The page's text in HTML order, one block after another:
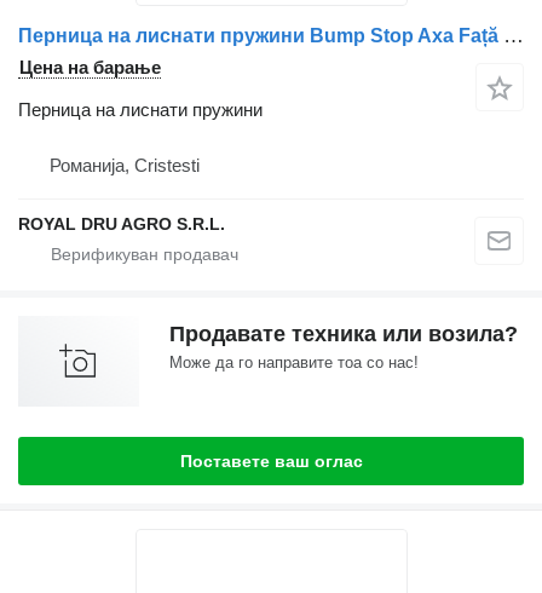
Перница на лиснати пружини Bump Stop Axa Față 17533 E3540 за камион DAF 17533 E3540
Цена на барање
Перница на лиснати пружини
Романија, Cristesti
ROYAL DRU AGRO S.R.L.
Продавате техника или возила?
Може да го направите тоа со нас!
Поставете ваш оглас